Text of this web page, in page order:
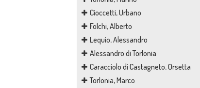
Cioccetti, Urbano
Folchi, Alberto
Lequio, Alessandro
Alessandro di Torlonia
Caracciolo di Castagneto, Orsetta
Torlonia, Marco